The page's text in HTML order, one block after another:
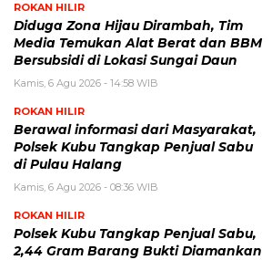
ROKAN HILIR
Diduga Zona Hijau Dirambah, Tim
Media Temukan Alat Berat dan BBM
Bersubsidi di Lokasi Sungai Daun
Kamis, 6 Agu 2026 - 14:58 WIB
ROKAN HILIR
Berawal informasi dari Masyarakat,
Polsek Kubu Tangkap Penjual Sabu
di Pulau Halang
Kamis, 6 Agu 2026 - 08:36 WIB
ROKAN HILIR
Polsek Kubu Tangkap Penjual Sabu,
2,44 Gram Barang Bukti Diamankan